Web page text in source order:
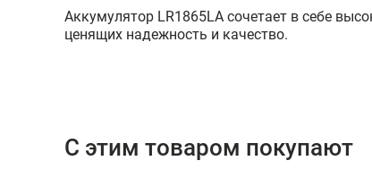
Аккумулятор LR1865LA сочетает в себе
ценящих надежность и качество.
С этим товаром покупают